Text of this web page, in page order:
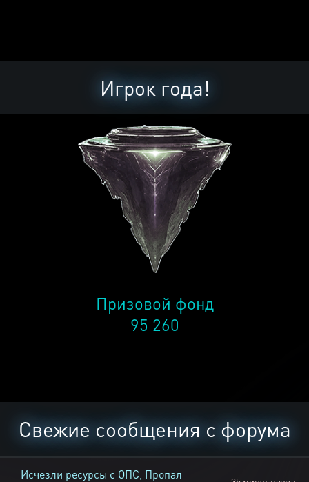
Игрок года!
Призовой фонд
95 260
Свежие сообщения с форума
Исчезли ресурсы с ОПС, Пропал